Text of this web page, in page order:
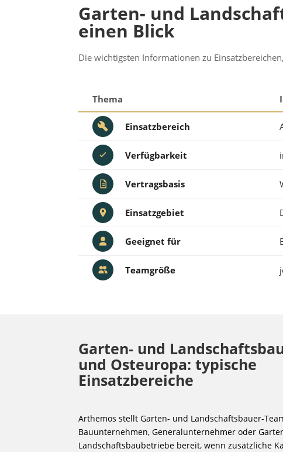
Garten- und
einen Blick
Die wichtigsten Informationen zu
Thema
Einsatzbereich
Verfügbarkeit
Vertragsbasis
Einsatzgebiet
Geeignet für
Teamgröße
Garten- und
und Osteuropa: typische
Einsatzbereiche
Arthemos stellt Garten- und Landschaftsbauer-
Bauunternehmen, Generalunternehmer oder
Landschaftsbaubetriebe bereit, wenn zusätzliche